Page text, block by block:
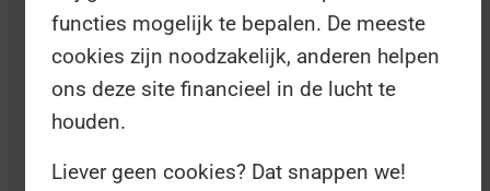
zenuwstelsel aantast. Hoe macrofagen
vervolgens het myeline beschadigen rond de
laesi en dit oligodendrocyten en axonen doet
vervallen, en juist lymfocyten en venulen
doet floreren, is ons totaal nietszeggend. Dat
functies mogelijk te bepalen. De meeste
cookies zijn noodzakelijk, anderen helpen
ons deze site financieel in de lucht te
houden.
Liever geen cookies? Dat snappen we!